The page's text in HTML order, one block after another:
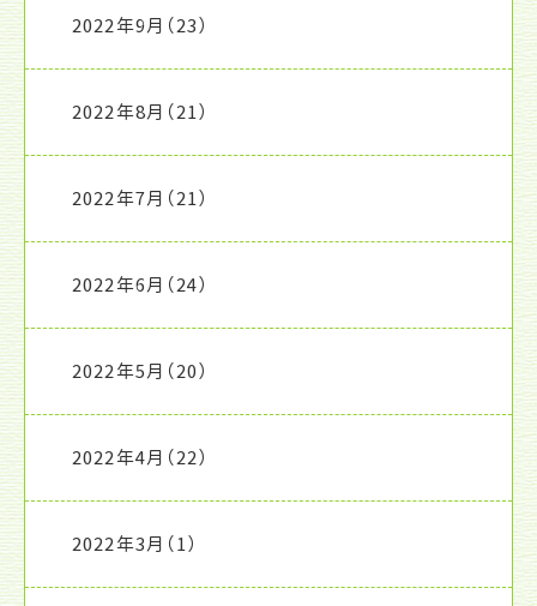
2022年9月 （23）
2022年8月 （21）
2022年7月 （21）
2022年6月 （24）
2022年5月 （20）
2022年4月 （22）
2022年3月 （1）